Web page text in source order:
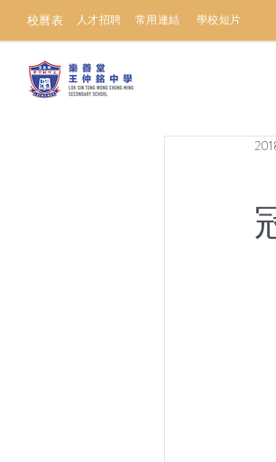
常用連結
人才招聘
校曆表 學校短片